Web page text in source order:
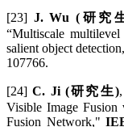
[23] J. Wu (研究
“Multiscale
salient object
107766.
[24]C. Ji (研究生)
Visible Image Fusion
Fusion Network,"